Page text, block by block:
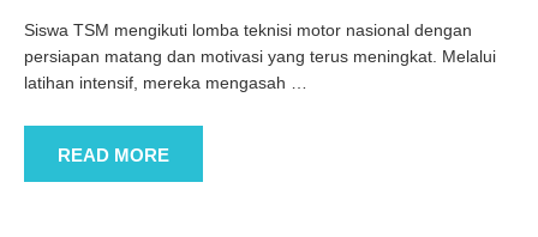
Siswa TSM mengikuti lomba teknisi motor nasional dengan
persiapan matang dan motivasi yang terus meningkat. Melalui
latihan intensif, mereka mengasah
READ MORE